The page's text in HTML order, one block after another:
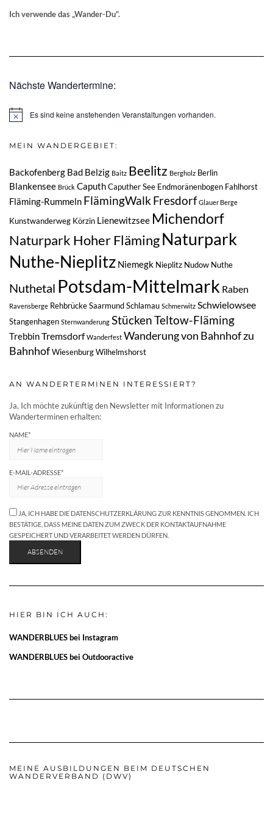
Ich verwende das „Wander-Du“.
Nächste Wandertermine:
HinweisEs sind keine anstehenden Veranstaltungen vorhanden.
MEIN WANDERGEBIET:
Backofenberg Bad Belzig Baitz Beelitz Bergholz Berlin
Blankensee Brück CaputhCaputher See Endmoränenbogen Fahlhorst
Fläming-Rummeln FlämingWalkFresdorf Glauer Berge
Kunstwanderweg Körzin Lienewitzsee Michendorf
Naturpark Hoher FlämingNaturpark
Nuthe-Nieplitz Niemegk Nieplitz Nudow Nuthe
Nuthetal Potsdam-Mittelmark Raben
Ravensberge RehbrückeSaarmundSchlamau Schmerwitz Schwielowsee
Stangenhagen Sternwanderung StückenTeltow-Fläming
TrebbinTremsdorf Wanderfest Wanderung von Bahnhof zu
BahnhofWiesenburgWilhelmshorst
AN WANDERTERMINEN INTERESSIERT?
Ja, Ich möchte zukünftig den Newsletter mit Informationen zu
Wanderterminen erhalten:
NAME*
E-MAIL-ADRESSE*
JA, ICH HABE DIE DATENSCHUTZERKLÄRUNG ZUR KENNTNIS GENOMMEN. ICH
BESTÄTIGE, DASS MEINE DATEN ZUM ZWECK DER KONTAKTAUFNAHME
GESPEICHERT UND VERARBEITET WERDEN DÜRFEN.
HIER BIN ICH AUCH:
WANDERBLUES bei Instagram
WANDERBLUES bei Outdooractive
MEINE AUSBILDUNGEN BEIM DEUTSCHEN
WANDERVERBAND (DWV)